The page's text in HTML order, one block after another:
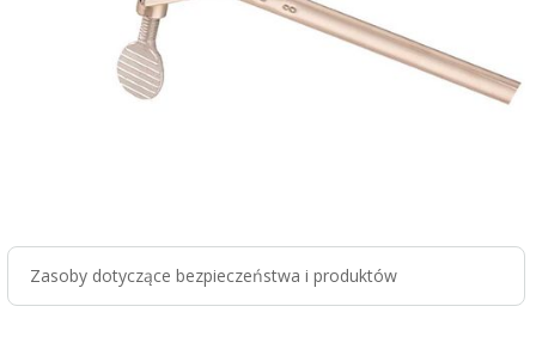
Zasoby dotyczące bezpieczeństwa i produktów